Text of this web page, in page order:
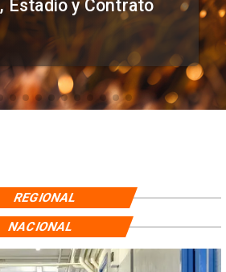
Estadio y Contrato
REGIONAL
NACIONAL